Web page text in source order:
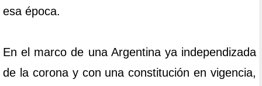
esa época.
En el marco de una Argentina ya independizada
de la corona y con una constitución en vigencia,